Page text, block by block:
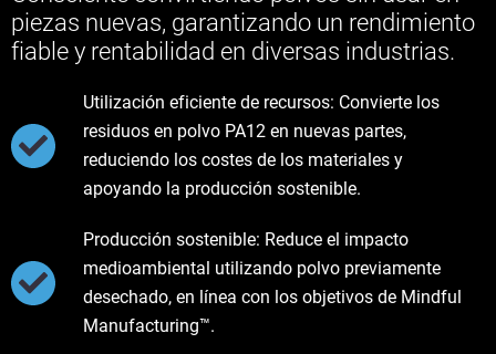
piezas nuevas, garantizando un rendimiento
fiable y rentabilidad en diversas industrias.
Utilización eficiente de recursos: Convierte los
residuos en polvo PA12 en nuevas partes,
reduciendo los costes de los materiales y
apoyando la producción sostenible.
Producción sostenible: Reduce el impacto
medioambiental utilizando polvo previamente
desechado, en línea con los objetivos de Mindful
Manufacturing™.